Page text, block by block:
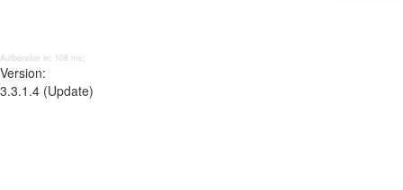
Aufbereitet in: 108 ms;
Version:
3.3.1.4 (Update)